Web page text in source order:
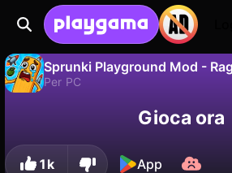
Sprunki Playground Mod -
Per PC
Salva i progressi!Gioca ora
1k App